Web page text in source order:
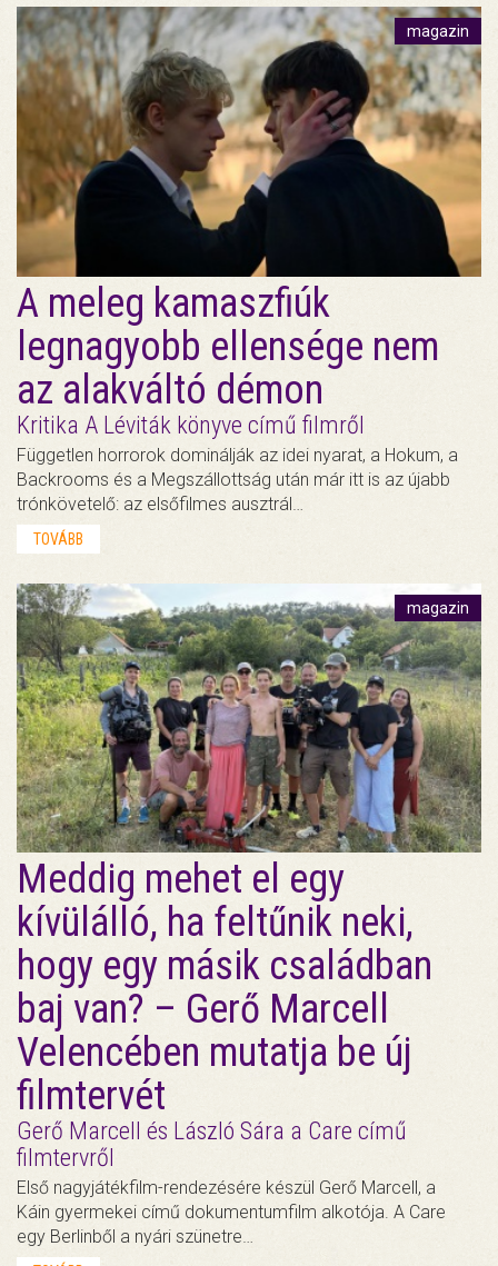
magazin
A meleg kamaszfiúk
legnagyobb ellensége nem
az alakváltó démon
Kritika A Léviták könyve című filmről
Független horrorok dominálják az idei nyarat, a Hokum, a
Backrooms és a Megszállottság után már itt is az újabb
trónkövetelő: az elsőfilmes ausztrál…
TOVÁBB
magazin
Meddig mehet el egy
kívülálló, ha feltűnik neki,
hogy egy másik családban
baj van? – Gerő Marcell
Velencében mutatja be új
filmtervét
Gerő Marcell és László Sára a Care című
filmtervről
Első nagyjátékfilm-rendezésére készül Gerő Marcell, a
Káin gyermekei című dokumentumfilm alkotója. A Care
egy Berlinből a nyári szünetre…